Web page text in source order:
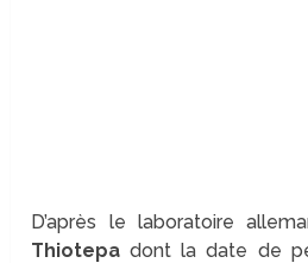
D’après le laboratoire
Thiotepa dont la date de